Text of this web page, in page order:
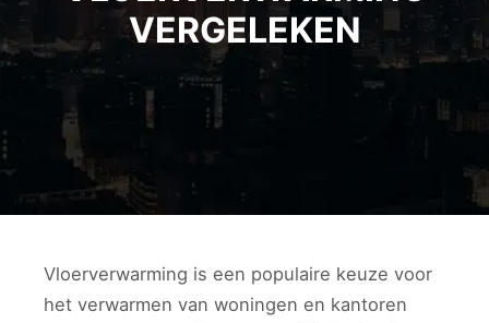
VERGELEKEN
Vloerverwarming is een populaire keuze voor
het verwarmen van woningen en kantoren